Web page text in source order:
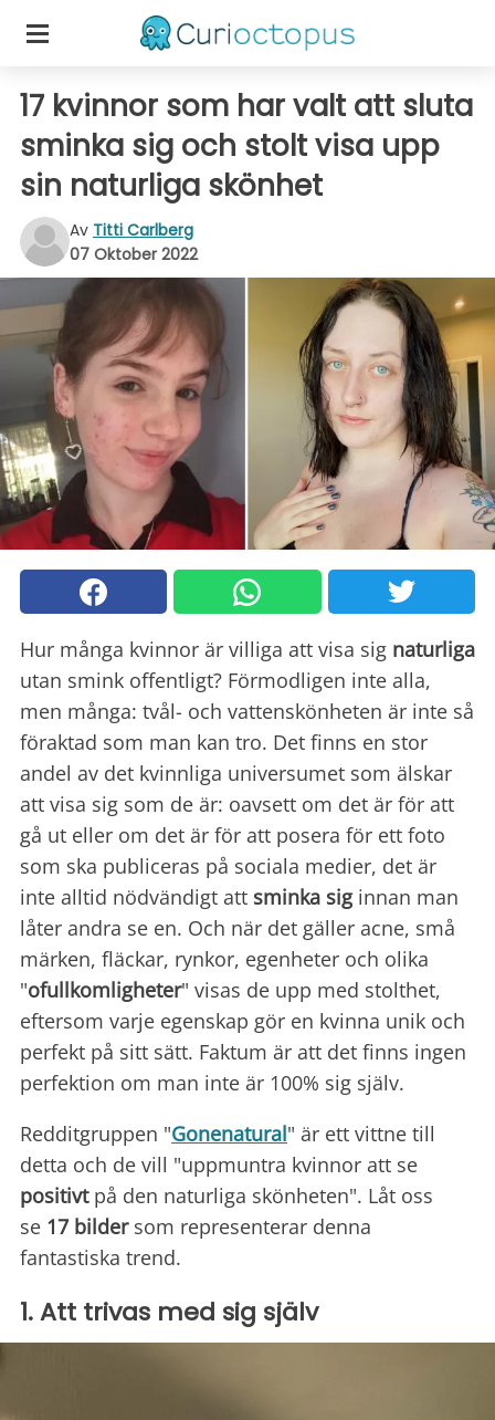
17 kvinnor som har valt att sluta
sminka sig och stolt visa upp
sin naturliga skönhet
Av Titti Carlberg
07 Oktober 2022
Hur många kvinnor är villiga att visa sig naturliga
utan smink offentligt? Förmodligen inte alla,
men många: tvål- och vattenskönheten är inte så
föraktad som man kan tro. Det finns en stor
andel av det kvinnliga universumet som älskar
att visa sig som de är: oavsett om det är för att
gå ut eller om det är för att posera för ett foto
som ska publiceras på sociala medier, det är
inte alltid nödvändigt att sminka siginnan man
låter andra se en. Och när det gäller acne, små
märken, fläckar, rynkor, egenheter och olika
"ofullkomligheter" visas de upp med stolthet,
eftersom varje egenskap gör en kvinna unik och
perfekt på sitt sätt. Faktum är att det finns ingen
perfektion om man inte är 100% sig själv.
Redditgruppen "Gonenatural" är ett vittne till
detta och de vill "uppmuntra kvinnor att se
positivtpå den naturliga skönheten". Låt oss
se 17 bildersom representerar denna
fantastiska trend.
1. Att trivas med sig själv